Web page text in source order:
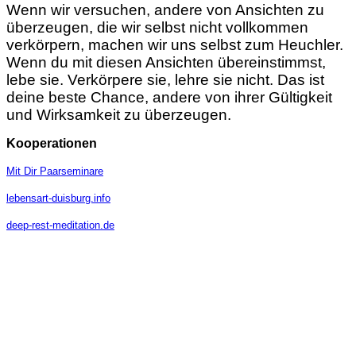
Wenn wir versuchen, andere von Ansichten zu
überzeugen, die wir selbst nicht vollkommen
verkörpern, machen wir uns selbst zum Heuchler.
Wenn du mit diesen Ansichten übereinstimmst,
lebe sie. Verkörpere sie, lehre sie nicht. Das ist
deine beste Chance, andere von ihrer Gültigkeit
und Wirksamkeit zu überzeugen.
Kooperationen
Mit Dir Paarseminare
lebensart-duisburg.info
deep-rest-meditation.de